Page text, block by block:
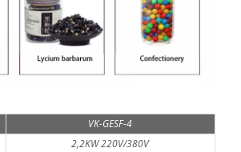
VK-GESF-4
2,2KW 220V/380V